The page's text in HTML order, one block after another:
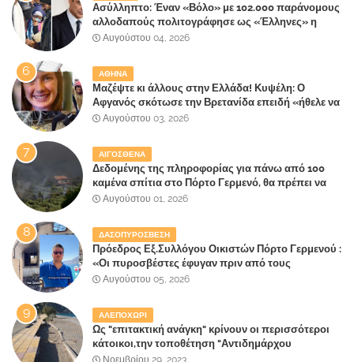
Ασύλληπτο: Έναν «Βόλο» με 102.000 παράνομους
αλλοδαπούς πολιτογράφησε ως «Έλληνες» η
κυβέρνηση!
Αυγούστου 04, 2026
ΑΘΗΝΑ
Μαζέψτε κι άλλους στην Ελλάδα! Κυψέλη: Ο
Αφγανός σκότωσε την Βρετανίδα επειδή «ήθελε να
κάνει τη σύντροφό του χριστιανή»
Αυγούστου 03, 2026
ΑΙΓΟΣΘΕΝΑ
Δεδομένης της πληροφορίας για πάνω από 100
καμένα σπίτια στο Πόρτο Γερμενό, θα πρέπει να
αναζητηθούν ευθύνες για την ολοσχερή
επίγειου παραδείσου της Αττικής
Αυγούστου 01, 2026
ΔΑΣΟΠΥΡΟΣΒΕΣΗ
Πρόεδρος Εξ.Συλλόγου Οικιστών Πόρτο Γερμενού :
«Οι πυροσβέστες έφυγαν πριν από τους
κατοίκους»
Αυγούστου 05, 2026
ΑΛΕΠΟΧΩΡΙ
Ως "επιτακτική ανάγκη" κρίνουν οι περισσότεροι
κάτοικοι,την τοποθέτηση "Αντιδημάρχου
Παραλιακής Ζώνης" στο Δήμο Μάνδρας-Ειδυλλίας!
Νοεμβρίου 29, 2023